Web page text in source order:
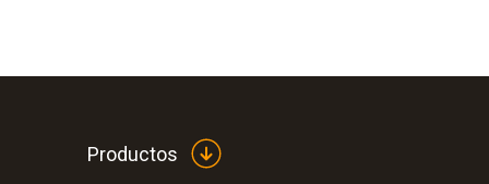
Productos